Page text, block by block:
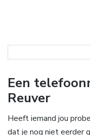
Een
Reuver
Heeft iemand jou
dat je nog niet eerder